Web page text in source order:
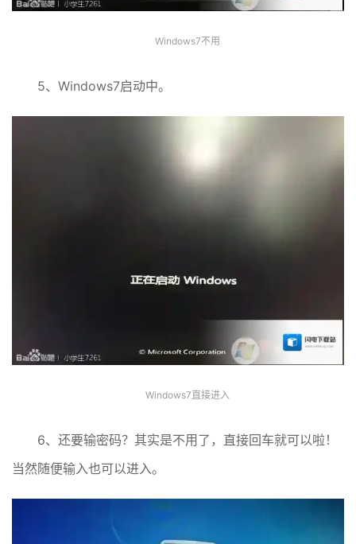
Windows7不用
5、Windows7启动中。
Windows7直接进入
6、还要输密码？其实是不用了，直接回车就可以啦！
当然随便输入也可以进入。